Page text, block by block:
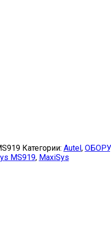
Категории: Autel,
MS919, MaxiSys